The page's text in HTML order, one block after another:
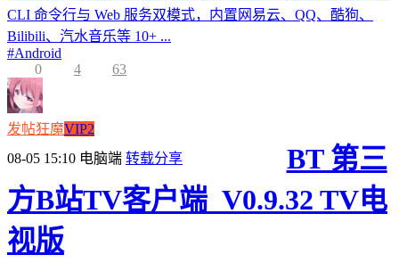
CLI 命令行与 Web 服务双模式，内置网易云、QQ、酷狗、
Bilibili、汽水音乐等 10+ ...
#Android
0
4 63
发帖狂魔VIP2
08-05 15:10 电脑端 转载分享
BT 第三
方B站TV客户端_V0.9.32 TV电
视版